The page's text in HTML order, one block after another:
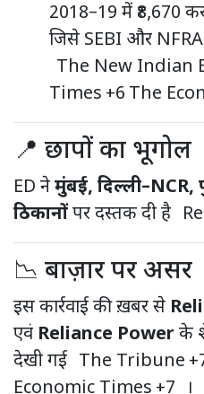
2018–19 में ₹8,670
जिसे SEBI और NFRA
The New Indian
Times +6 The
📍 छापों का भूगोल
ED नेमुंबई,
ठिकानोंपर दस्तक दी है
📉 बाज़ार पर असर
इस कार्रवाई की ख़बर से
एवं Reliance Powerके
देखी गई The Tribune
Economic Times +7 ।